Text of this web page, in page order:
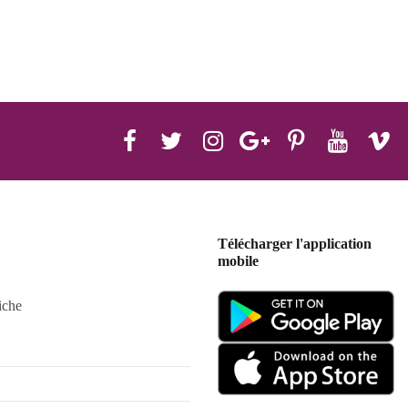
Télécharger l'application
mobile